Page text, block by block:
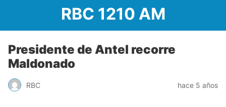
RBC 1210 AM
Presidente de Antel recorre
Maldonado
RBC hace 5 años